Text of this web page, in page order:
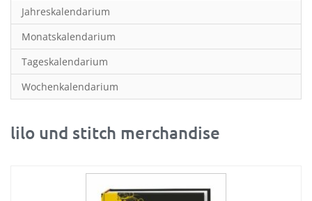
Manga & Animé
Neutrale Kalender
Partner- & Wandplaner
Planung & Organisation
Ratgeber
Jahreskalendarium
Monatskalendarium
Tageskalendarium
Wochenkalendarium
lilo und stitch merchandise